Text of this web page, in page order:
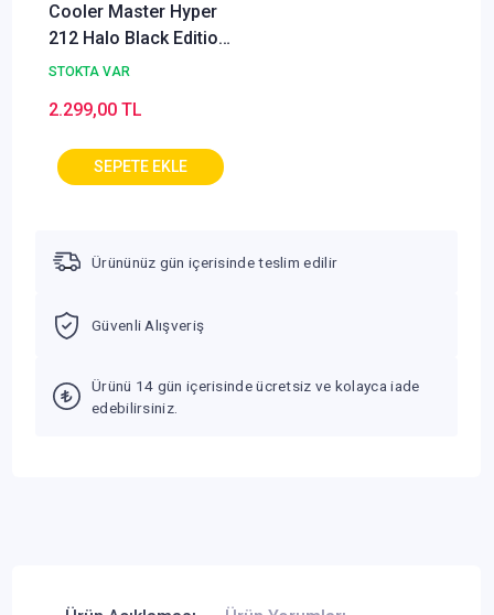
Cooler Master Hyper
212 Halo Black Edition
Intel1700/Am5 Uyumlu
STOKTA VAR
2.299,00 TL
Ürününüz gün içerisinde teslim edilir
Güvenli Alışveriş
Ürünü 14 gün içerisinde ücretsiz ve kolayca iade
edebilirsiniz.